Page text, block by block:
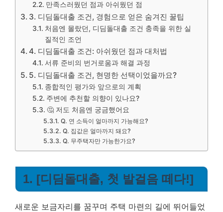
만족스러웠던 점과 아쉬웠던 점
3. 디딤돌대출 조건, 경험으로 얻은 숨겨진 꿀팁
처음엔 몰랐던, 디딤돌대출 조건 충족을 위한 실
질적인 조언
4. 디딤돌대출 조건: 아쉬웠던 점과 대처법
서류 준비의 번거로움과 해결 과정
5. 디딤돌대출 조건, 현명한 선택이었을까요?
종합적인 평가와 앞으로의 계획
주변에 추천할 의향이 있나요?
🤔 저도 처음엔 궁금했어요
Q. 연 소득이 얼마까지 가능해요?
Q. 집값은 얼마까지 돼요?
Q. 무주택자만 가능한가요?
1. [디딤돌대출, 첫 발걸음 떼다!]
새로운 보금자리를 꿈꾸며 주택 마련의 길에 뛰어들었